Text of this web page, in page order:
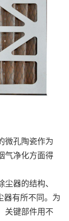
微孔陶瓷作为
气净化方面得
器的结构、
器有所不同。为
关键部件用不